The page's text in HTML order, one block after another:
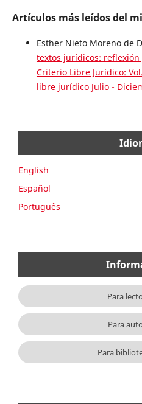
Artículos más leídos del
Esther Nieto Moreno de
textos jurídicos:
Criterio Libre Jurídico:
libre jurídico Julio -
English
Español
Português
Para
Para
Para